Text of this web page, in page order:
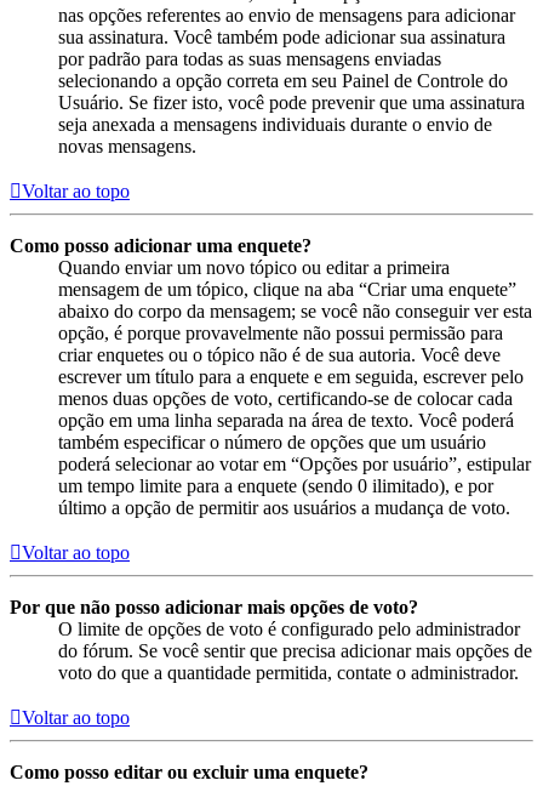
nas opções referentes ao envio de mensagens para adicionar
sua assinatura. Você também pode adicionar sua assinatura
por padrão para todas as suas mensagens enviadas
selecionando a opção correta em seu Painel de Controle do
Usuário. Se fizer isto, você pode prevenir que uma assinatura
seja anexada a mensagens individuais durante o envio de
novas mensagens.
Voltar ao topo
Como posso adicionar uma enquete?
Quando enviar um novo tópico ou editar a primeira
mensagem de um tópico, clique na aba “Criar uma enquete”
abaixo do corpo da mensagem; se você não conseguir ver esta
opção, é porque provavelmente não possui permissão para
criar enquetes ou o tópico não é de sua autoria. Você deve
escrever um título para a enquete e em seguida, escrever pelo
menos duas opções de voto, certificando-se de colocar cada
opção em uma linha separada na área de texto. Você poderá
também especificar o número de opções que um usuário
poderá selecionar ao votar em “Opções por usuário”, estipular
um tempo limite para a enquete (sendo 0 ilimitado), e por
último a opção de permitir aos usuários a mudança de voto.
Voltar ao topo
Por que não posso adicionar mais opções de voto?
O limite de opções de voto é configurado pelo administrador
do fórum. Se você sentir que precisa adicionar mais opções de
voto do que a quantidade permitida, contate o administrador.
Voltar ao topo
Como posso editar ou excluir uma enquete?